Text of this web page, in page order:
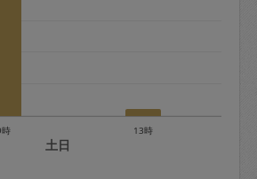
ル料金の設定について：
13時
土日